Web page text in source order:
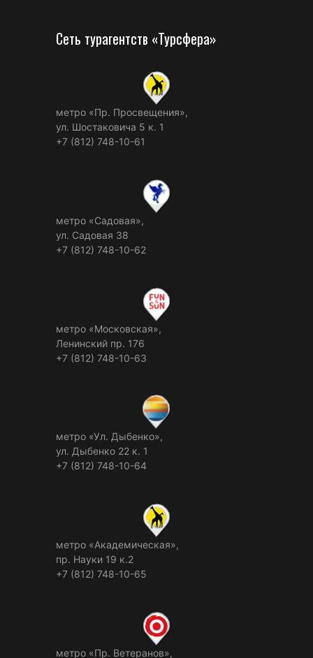
Сеть турагентств «Турсфера»
метро «Пр. Просвещения»,
ул. Шостаковича 5 к. 1
+7 (812) 748-10-61
метро «Садовая»,
ул. Садовая 38
+7 (812) 748-10-62
метро «Московская»,
Ленинский пр. 176
+7 (812) 748-10-63
метро «Ул. Дыбенко»,
ул. Дыбенко 22 к. 1
+7 (812) 748-10-64
метро «Академическая»,
пр. Науки 19 к.2
+7 (812) 748-10-65
метро «Пр. Ветеранов»,